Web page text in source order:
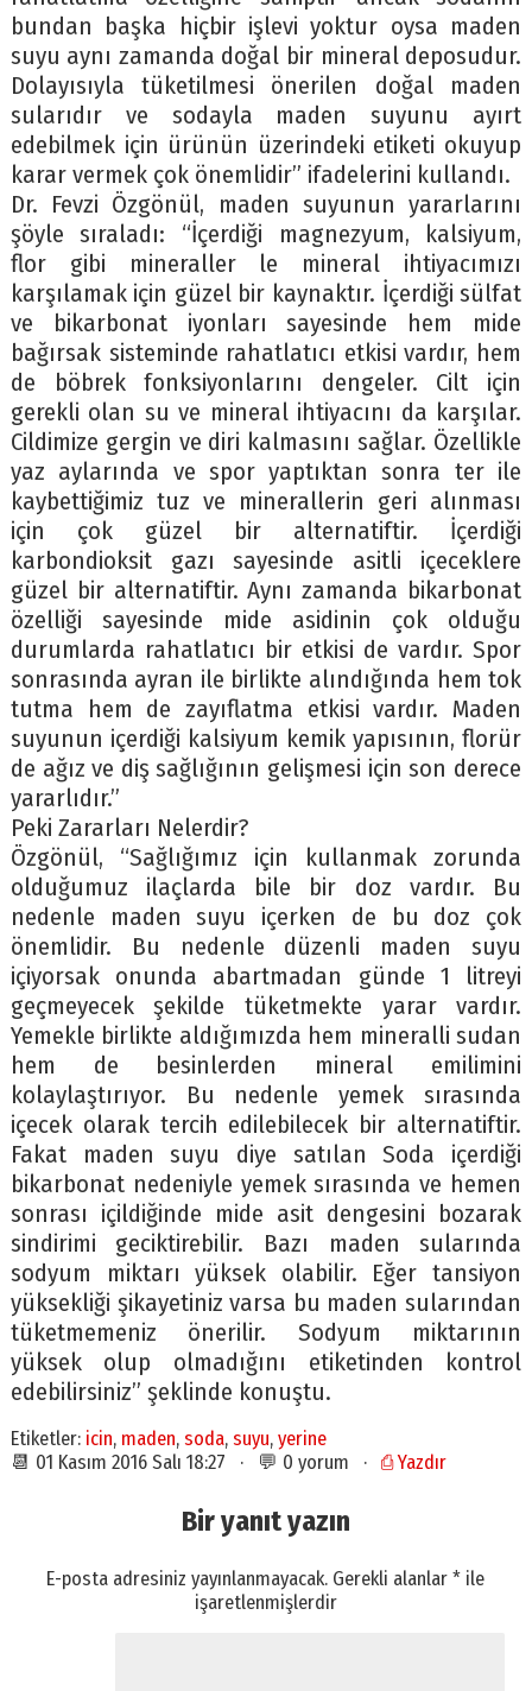
bundan başka hiçbir işlevi yoktur oysa maden
suyu aynı zamanda doğal bir mineral deposudur.
Dolayısıyla tüketilmesi önerilen doğal maden
sularıdır ve sodayla maden suyunu ayırt
edebilmek için ürünün üzerindeki etiketi okuyup
karar vermek çok önemlidir” ifadelerini kullandı.
Dr. Fevzi Özgönül, maden suyunun yararlarını
şöyle sıraladı: “İçerdiği magnezyum, kalsiyum,
flor gibi mineraller le mineral ihtiyacımızı
karşılamak için güzel bir kaynaktır. İçerdiği sülfat
ve bikarbonat iyonları sayesinde hem mide
bağırsak sisteminde rahatlatıcı etkisi vardır, hem
de böbrek fonksiyonlarını dengeler. Cilt için
gerekli olan su ve mineral ihtiyacını da karşılar.
Cildimize gergin ve diri kalmasını sağlar. Özellikle
yaz aylarında ve spor yaptıktan sonra ter ile
kaybettiğimiz tuz ve minerallerin geri alınması
için çok güzel bir alternatiftir. İçerdiği
karbondioksit gazı sayesinde asitli içeceklere
güzel bir alternatiftir. Aynı zamanda bikarbonat
özelliği sayesinde mide asidinin çok olduğu
durumlarda rahatlatıcı bir etkisi de vardır. Spor
sonrasında ayran ile birlikte alındığında hem tok
tutma hem de zayıflatma etkisi vardır. Maden
suyunun içerdiği kalsiyum kemik yapısının, florür
de ağız ve diş sağlığının gelişmesi için son derece
yararlıdır.”
Peki Zararları Nelerdir?
Özgönül, “Sağlığımız için kullanmak zorunda
olduğumuz ilaçlarda bile bir doz vardır. Bu
nedenle maden suyu içerken de bu doz çok
önemlidir. Bu nedenle düzenli maden suyu
içiyorsak onunda abartmadan günde 1 litreyi
geçmeyecek şekilde tüketmekte yarar vardır.
Yemekle birlikte aldığımızda hem mineralli sudan
hem de besinlerden mineral emilimini
kolaylaştırıyor. Bu nedenle yemek sırasında
içecek olarak tercih edilebilecek bir alternatiftir.
Fakat maden suyu diye satılan Soda içerdiği
bikarbonat nedeniyle yemek sırasında ve hemen
sonrası içildiğinde mide asit dengesini bozarak
sindirimi geciktirebilir. Bazı maden sularında
sodyum miktarı yüksek olabilir. Eğer tansiyon
yüksekliği şikayetiniz varsa bu maden sularından
tüketmemeniz önerilir. Sodyum miktarının
yüksek olup olmadığını etiketinden kontrol
edebilirsiniz” şeklinde konuştu.
Etiketler: icin, maden, soda, suyu, yerine
📆 01 Kasım 2016 Salı 18:27 · 💬 0 yorum · ⎙ Yazdır
Bir yanıt yazın
E-posta adresiniz yayınlanmayacak. Gerekli alanlar* ile
işaretlenmişlerdir